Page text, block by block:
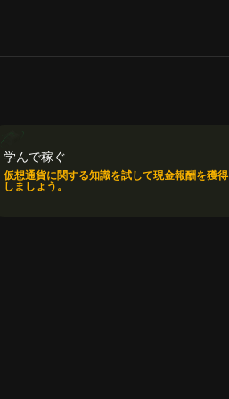
学んで稼ぐ
仮想通貨に関する知識を試して現金報酬を獲得
しましょう。